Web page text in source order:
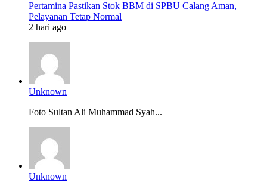
Pertamina Pastikan Stok BBM di SPBU Calang Aman,
Pelayanan Tetap Normal
2 hari ago
Unknown
Foto Sultan Ali Muhammad Syah...
Unknown